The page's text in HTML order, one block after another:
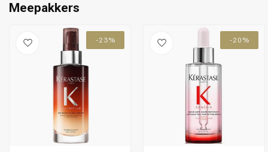
Omvorming
Meepakkers
-23% -20%